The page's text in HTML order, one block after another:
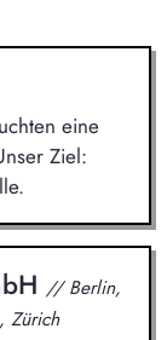
eine
Ziel:
// Berlin,
Zürich